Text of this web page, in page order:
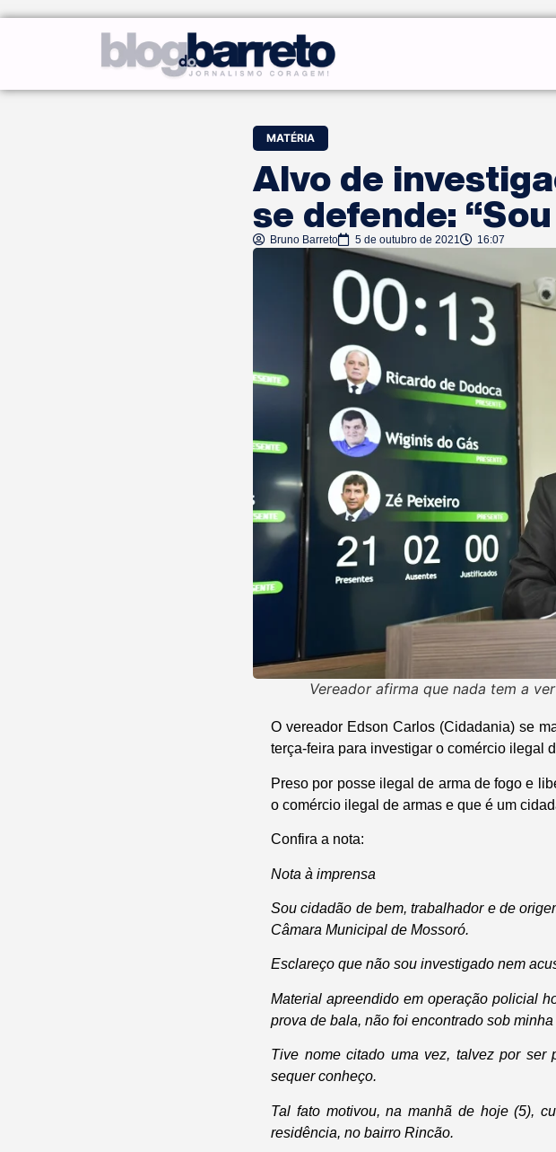
MATÉRIA
Alvo de
se defende:
Bruno Barreto 5 de outubro de 2021 16:07
Vereador afirma que nada tem a
O vereador Edson Carlos (Cidadania) se
terça-feira para investigar o comércio ilegal
Preso por posse ilegal de arma de fogo e
o comércio ilegal de armas e que é um
Confira a nota:
Nota à imprensa
Sou cidadão de bem, trabalhador e de
Câmara Municipal de Mossoró.
Esclareço que não sou investigado nem
Material apreendido em operação policial
prova de bala, não foi encontrado sob
Tive nome citado uma vez, talvez por ser
sequer conheço.
Tal fato motivou, na manhã de hoje (5),
residência, no bairro Rincão.